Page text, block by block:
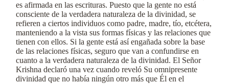
es afirmada en las escrituras. Puesto que la gente no está
consciente de la verdadera naturaleza de la divinidad, se
refieren a ciertos individuos como padre, madre, tío, etcétera,
manteniendo a la vista sus formas físicas y las relaciones que
tienen con ellos. Si la gente está así engañada sobre la base
de las relaciones físicas, seguro que van a confundirse en
cuanto a la verdadera naturaleza de la divinidad. El Señor
Krishna declaró una vez cuando reveló Su omnipresente
divinidad que no había ningún otro más que Él en el